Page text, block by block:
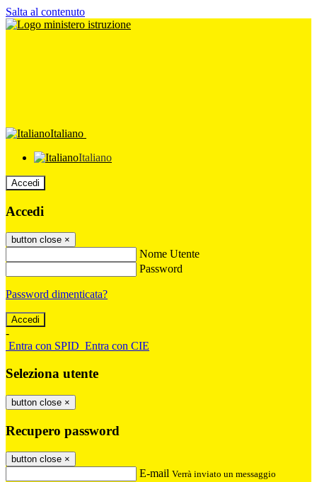
Salta al contenuto
Italiano
Italiano
Accedi
Accedi
button close ×
Nome Utente
Password
Password dimenticata?
-
Entra con SPID Entra con CIE
Seleziona utente
button close ×
Recupero password
button close ×
E-mail Verrà inviato un messaggio